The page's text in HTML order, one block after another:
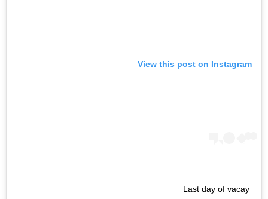
View this post on Instagram
Last day of vacay